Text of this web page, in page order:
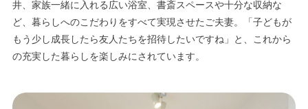
井、家族一緒に入れる広い浴室、書斎スペースや十分な収納な
ど、暮らしへのこだわりをすべて実現させたご夫妻。「子どもが
もう少し成長したら友人たちを招待したいですね」と、これから
の充実した暮らしを楽しみにされています。